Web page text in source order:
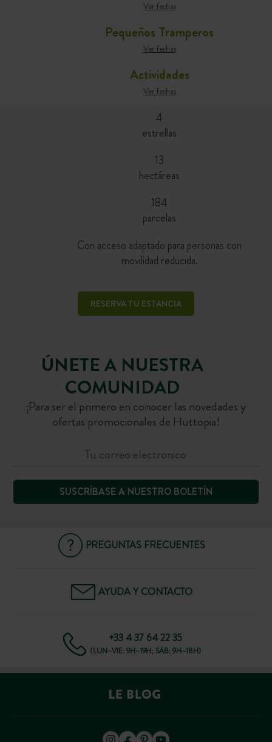
Ver fechas
Pequeños Tramperos
Ver fechas
Actividades
Ver fechas
4
estrellas
13
hectáreas
184
parcelas
Con acceso adaptado para personas con
movilidad reducida.
RESERVA TU ESTANCIA
ÚNETE A NUESTRA
COMUNIDAD
¡Para ser el primero en conocer las novedades y
ofertas promocionales de Huttopia!
SUSCRÍBASE A NUESTRO BOLETÍN
PREGUNTAS FRECUENTES
AYUDA Y CONTACTO
+33 4 37 64 22 35
(LUN–VIE: 9H–19H; SÁB: 9H–18H)